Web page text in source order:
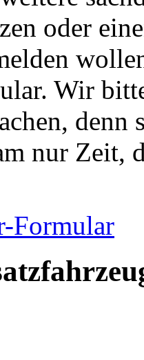
oder
Wir
nur Zeit,
Formular